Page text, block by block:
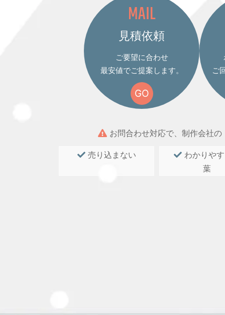
MAIL
見積依頼
ご要望に合わせ
最安値でご提案します。
GO
ご
お問合わせ対応で、制作会社の
売り込まない
わかりや
葉